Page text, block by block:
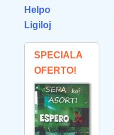
Helpo
Ligiloj
SPECIALA
OFERTO!